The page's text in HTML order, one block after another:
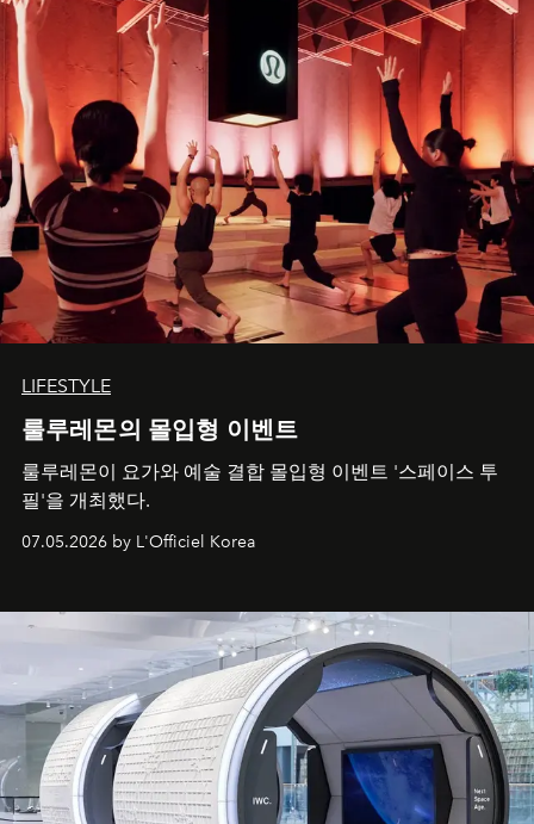
LIFESTYLE
룰루레몬의 몰입형 이벤트
룰루레몬이 요가와 예술 결합 몰입형 이벤트 '스페이스 투
필'을 개최했다.
07.05.2026 by L'Officiel Korea